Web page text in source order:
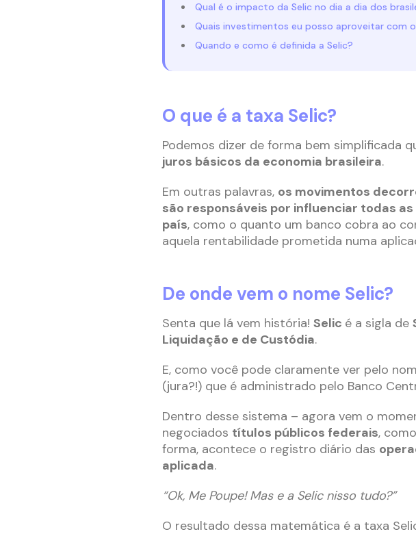
Qual é o impacto da Selic no dia a dia dos
Quais investimentos eu posso aproveitar com
Quando e como é definida a Selic?
O que é a taxa Selic?
Podemos dizer de forma bem simplificada
juros básicos da economia brasileira.
Em outras palavras, os movimentos
são responsáveis por influenciar todas
país, como o quanto um banco cobra ao
aquela rentabilidade prometida numa
De onde vem o nome Selic?
Senta que lá vem história! Selic é a sigla de
Liquidação e de Custódia.
E, como você pode claramente ver pelo
(jura?!) que é administrado pelo Banco
Dentro desse sistema – agora vem o
negociados títulos públicos federais,
forma, acontece o registro diário das
aplicada.
“Ok, Me Poupe! Mas e a Selic nisso tudo?”
O resultado dessa matemática é a taxa